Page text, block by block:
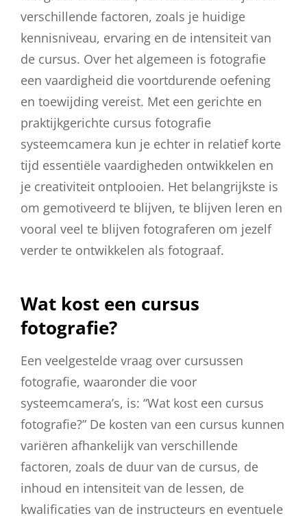
verschillende factoren, zoals je huidige
kennisniveau, ervaring en de intensiteit van
de cursus. Over het algemeen is fotografie
een vaardigheid die voortdurende oefening
en toewijding vereist. Met een gerichte en
praktijkgerichte cursus fotografie
systeemcamera kun je echter in relatief korte
tijd essentiële vaardigheden ontwikkelen en
je creativiteit ontplooien. Het belangrijkste is
om gemotiveerd te blijven, te blijven leren en
vooral veel te blijven fotograferen om jezelf
verder te ontwikkelen als fotograaf.
Wat kost een cursus
fotografie?
Een veelgestelde vraag over cursussen
fotografie, waaronder die voor
systeemcamera’s, is: “Wat kost een cursus
fotografie?” De kosten van een cursus kunnen
variëren afhankelijk van verschillende
factoren, zoals de duur van de cursus, de
inhoud en intensiteit van de lessen, de
kwalificaties van de instructeurs en eventuele